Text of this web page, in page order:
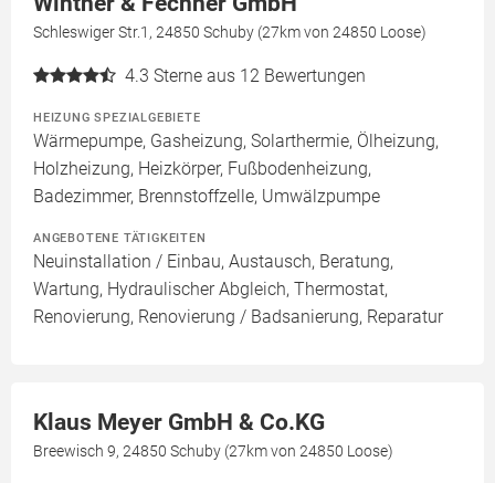
Schleswiger Str.1, 24850 Schuby (27km von 24850 Loose)
4.3 Sterne aus 12 Bewertungen
HEIZUNG SPEZIALGEBIETE
Wärmepumpe, Gasheizung, Solarthermie, Ölheizung,
Holzheizung, Heizkörper, Fußbodenheizung,
Badezimmer, Brennstoffzelle, Umwälzpumpe
ANGEBOTENE TÄTIGKEITEN
Neuinstallation / Einbau, Austausch, Beratung,
Wartung, Hydraulischer Abgleich, Thermostat,
Renovierung, Renovierung / Badsanierung, Reparatur
Klaus Meyer GmbH & Co.KG
Breewisch 9, 24850 Schuby (27km von 24850 Loose)